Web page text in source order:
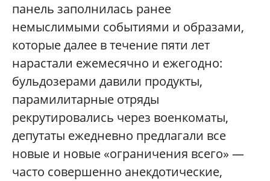
панель заполнилась ранее
немыслимыми событиями и образами,
которые далее в течение пяти лет
нарастали ежемесячно и ежегодно:
бульдозерами давили продукты,
парамилитарные отряды
рекрутировались через военкоматы,
депутаты ежедневно предлагали все
новые и новые «ограничения всего» —
часто совершенно анекдотические,